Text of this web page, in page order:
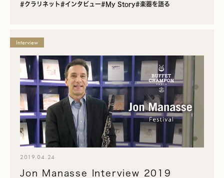
#クラリネット#インタビュー#My Story#楽器を語る
Interview
2019.04.24
Jon Manasse Interview 2019